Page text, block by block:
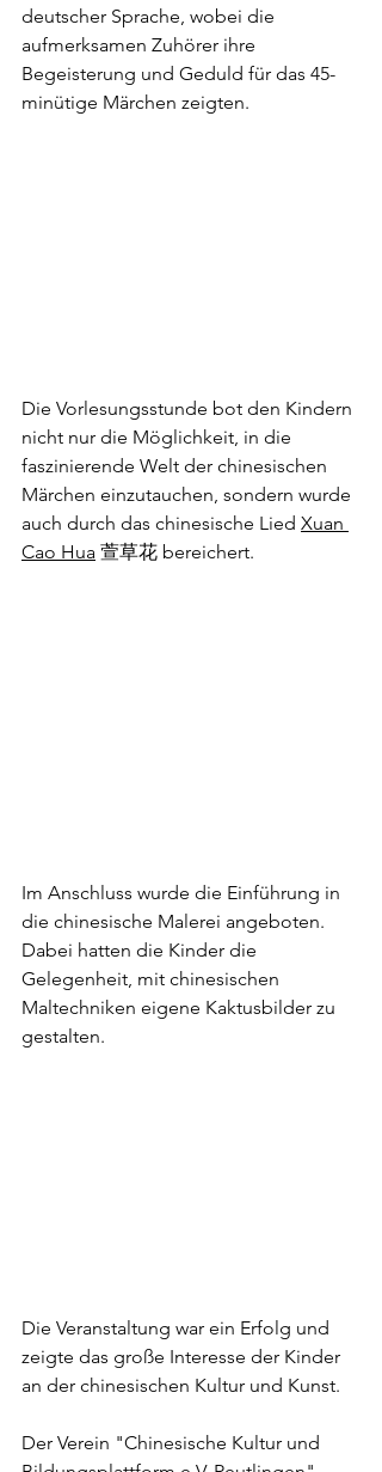
deutscher Sprache, wobei die
aufmerksamen Zuhörer ihre
Begeisterung und Geduld für das 45-
minütige Märchen zeigten.
Die Vorlesungsstunde bot den Kindern
nicht nur die Möglichkeit, in die
faszinierende Welt der chinesischen
Märchen einzutauchen, sondern wurde
auch durch das chinesische Lied Xuan
Cao Hua 萱草花 bereichert.
Im Anschluss wurde die Einführung in
die chinesische Malerei angeboten.
Dabei hatten die Kinder die
Gelegenheit, mit chinesischen
Maltechniken eigene Kaktusbilder zu
gestalten.
Die Veranstaltung war ein Erfolg und
zeigte das große Interesse der Kinder
an der chinesischen Kultur und Kunst.
Der Verein "Chinesische Kultur und